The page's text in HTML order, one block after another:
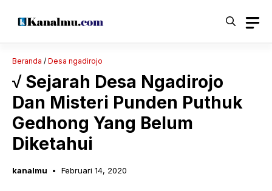
Beranda / Desa ngadirojo
√ Sejarah Desa Ngadirojo
Dan Misteri Punden Puthuk
Gedhong Yang Belum
Diketahui
kanalmu Februari 14, 2020